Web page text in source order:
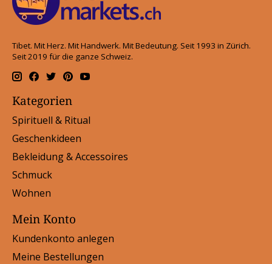
Tibet. Mit Herz. Mit Handwerk. Mit Bedeutung. Seit 1993 in Zürich.
Seit 2019 für die ganze Schweiz.
Kategorien
Spirituell & Ritual
Geschenkideen
Bekleidung & Accessoires
Schmuck
Wohnen
Mein Konto
Kundenkonto anlegen
Meine Bestellungen